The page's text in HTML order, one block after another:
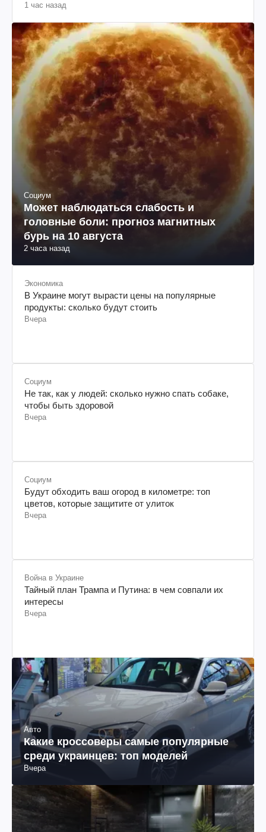
где можно увидеть в Украине
Социум
Может наблюдаться слабость и
головные боли: прогноз магнитных
бурь на 10 августа
Экономика
В Украине могут вырасти цены на популярные
продукты: сколько будут стоить
Социум
Не так, как у людей: сколько нужно спать собаке,
чтобы быть здоровой
Социум
Будут обходить ваш огород в километре: топ
цветов, которые защитите от улиток
Война в Украине
Тайный план Трампа и Путина: в чем совпали их
интересы
Авто
Какие кроссоверы самые популярные
среди украинцев: топ моделей